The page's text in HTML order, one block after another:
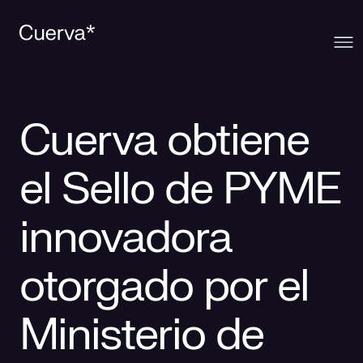
La mirada Cuerva
Trabaja en Cuerva
Prensa
Qué ofrecemos
Distribución
Smart Services
Smart Solutions
Innovación
Comunidad
Blog
Recursos
Contacto
Cuerva obtiene
el Sello de PYME
innovadora
otorgado por el
Ministerio de